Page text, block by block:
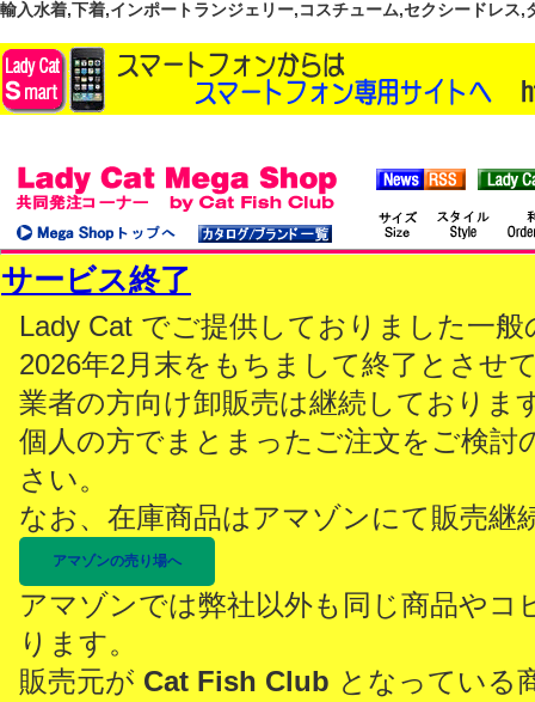
輸入水着,下着,インポートランジェリー,コスチューム,セクシードレス
サービス終了
Lady Cat でご提供しておりました一
2026年2月末をもちまして終了とさせ
業者の方向け卸販売は継続しておりま
個人の方でまとまったご注文をご検討
さい。
なお、在庫商品はアマゾンにて販売継
アマゾンの売り場へ
アマゾンでは弊社以外も同じ商品やコ
ります。
販売元が Cat Fish Club となっている